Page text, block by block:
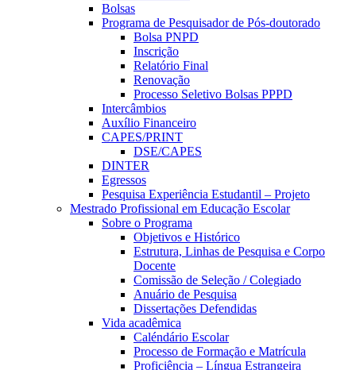
Bolsas
Programa de Pesquisador de Pós-doutorado
Bolsa PNPD
Inscrição
Relatório Final
Renovação
Processo Seletivo Bolsas PPPD
Intercâmbios
Auxílio Financeiro
CAPES/PRINT
DSE/CAPES
DINTER
Egressos
Pesquisa Experiência Estudantil – Projeto
Mestrado Profissional em Educação Escolar
Sobre o Programa
Objetivos e Histórico
Estrutura, Linhas de Pesquisa e Corpo
Docente
Comissão de Seleção / Colegiado
Anuário de Pesquisa
Dissertações Defendidas
Vida acadêmica
Caléndário Escolar
Processo de Formação e Matrícula
Proficiência – Língua Estrangeira